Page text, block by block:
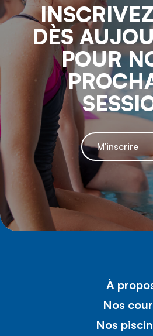
DÈS
POUR
M'inscrire
À
Nos
Nos